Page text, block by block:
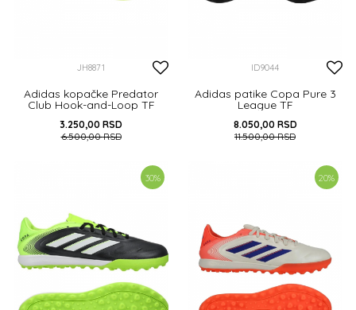
JH8871
Adidas kopačke Predator
Club Hook-and-Loop TF
3.250,00 RSD
6.500,00RSD
ID9044
Adidas patike Copa Pure 3
League TF
8.050,00 RSD
11.500,00RSD
30% 20%